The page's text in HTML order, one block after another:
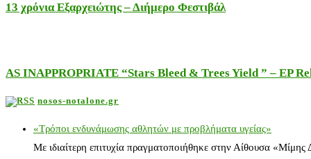
13 χρόνια Εξαρχειώτης – Διήμερο Φεστιβάλ
AS INAPPROPRIATE “Stars Bleed & Trees Yield ” – EP
nosos-notalone.gr
«Τρόποι ενδυνάμωσης αθλητών με προβλήματα υγείας»
Με ιδιαίτερη επιτυχία πραγματοποιήθηκε στην Αίθουσα